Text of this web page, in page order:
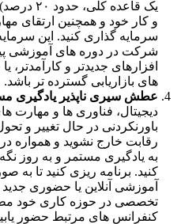
یک قاعده
و کار خود و همچنین ارتقای
سرمایه گذاری کنید. این
شرکت در دوره های آموزشی
افزارهای جدیدتر و کارآمدتر،
های بازاریابی گسترده تر باشد.
عطش سیری ناپذیر یادگیری
دیجیتال، فناوری ها و مهارت
باورنکردنی در حال تغییر و
رقابت خارج نشوید و همواره در
به یادگیری مستمر و به روز
کنید. برنامه ریزی کنید تا به
آموزشی آنلاین یا حضوری
تخصصی در حوزه کاری خود
کنفرانس های مرتبط حضور